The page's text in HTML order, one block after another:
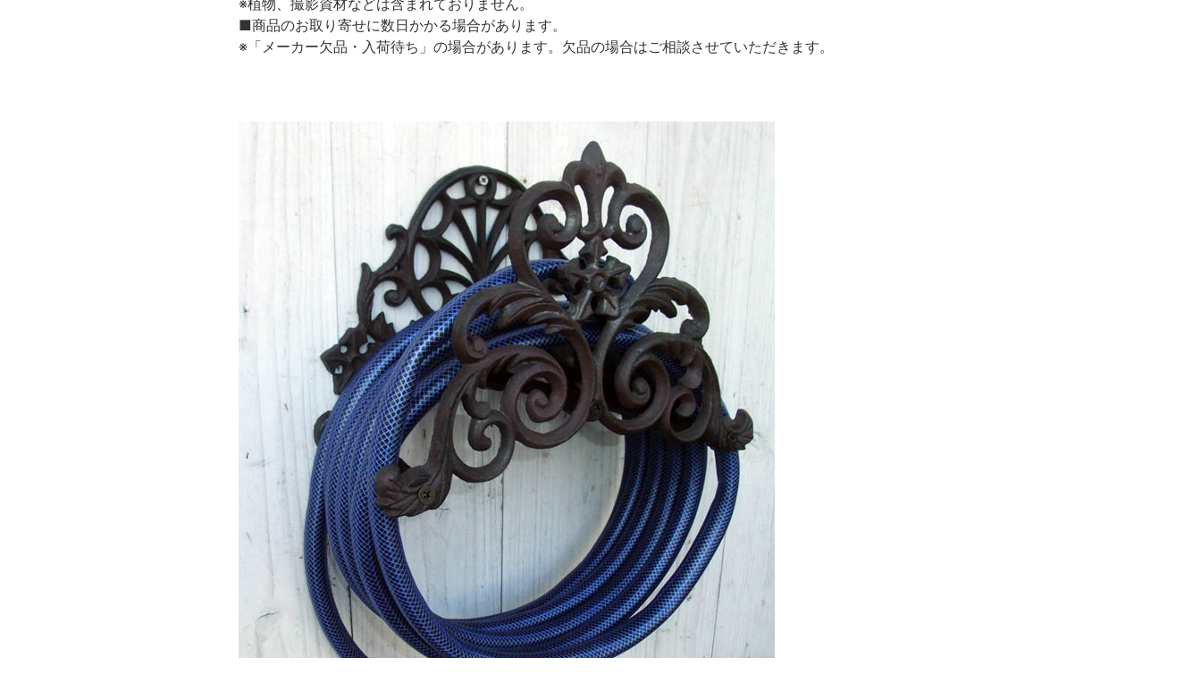
※植物、撮影資材などは含まれておりません。
■商品のお取り寄せに数日かかる場合があります。
※「メーカー欠品・入荷待ち」の場合があります。欠品の場合はご相談させていただきます。